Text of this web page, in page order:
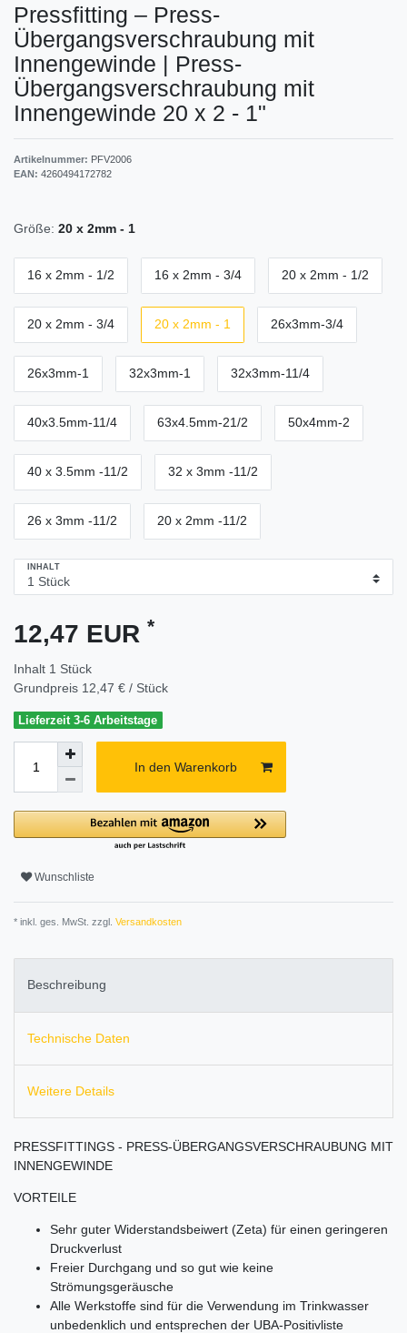
Pressfitting – Press-
Übergangsverschraubung mit
Innengewinde | Press-
Übergangsverschraubung mit
Innengewinde 20 x 2 - 1"
Artikelnummer: PFV2006
EAN: 4260494172782
Größe: 20 x 2mm - 1
16 x 2mm - 1/2 16 x 2mm - 3/4 20 x 2mm - 1/2
20 x 2mm - 3/4 20 x 2mm - 1 26x3mm-3/4
26x3mm-1 32x3mm-1 32x3mm-11/4
40x3.5mm-11/4 63x4.5mm-21/2 50x4mm-2
40 x 3.5mm -11/2 32 x 3mm -11/2
26 x 3mm -11/2 20 x 2mm -11/2
INHALT
12,47 EUR *
Inhalt 1 Stück
Grundpreis 12,47 € / Stück
Lieferzeit 3-6 Arbeitstage
In den Warenkorb
Wunschliste
* inkl. ges. MwSt. zzgl. Versandkosten
Beschreibung
Technische Daten
Weitere Details
PRESSFITTINGS - PRESS-ÜBERGANGSVERSCHRAUBUNG MIT
INNENGEWINDE
VORTEILE
Sehr guter Widerstandsbeiwert (Zeta) für einen geringeren
Druckverlust
Freier Durchgang und so gut wie keine
Strömungsgeräusche
Alle Werkstoffe sind für die Verwendung im Trinkwasser
unbedenklich und entsprechen der UBA-Positivliste